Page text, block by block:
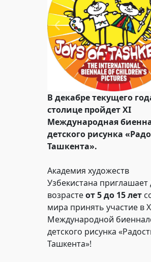
В декабре текущего
столице пройдетXI
Международная
детского рисунка
Ташкента».
Академия художеств
Узбекистана приглашает
возрастеот 5 до 15 лет
мира принять участие в
Международной
детского рисунка
Ташкента»!